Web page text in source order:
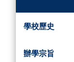
學校歷史
辦學宗旨